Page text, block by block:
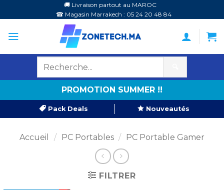
au
contenu
🚚 Livraison partout au MAROC
☎ Magasin Marrakech : 05 24 20 48 84
PROMOTION SUMMER !!
Pack Deals Nouveautés
Accueil / PC Portables / PC Portable Gamer
FILTRER